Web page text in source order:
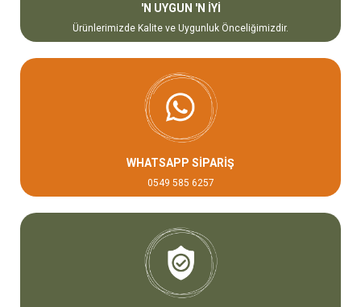
'N UYGUN 'N İYİ
Ürünlerimizde Kalite ve Uygunluk Önceliğimizdir.
WHATSAPP SİPARİŞ
0549 585 6257